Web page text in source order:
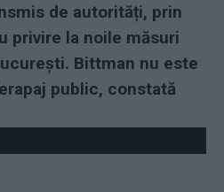
de autorități, prin
privire la noile măsuri
Bittman nu este
public, constată